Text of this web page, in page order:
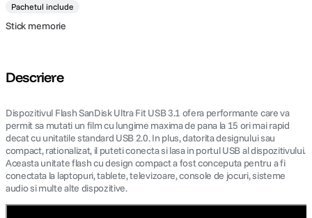
Pachetul include
Stick memorie
Descriere
Dispozitivul Flash SanDisk Ultra Fit USB 3.1 ofera performante care va
permit sa mutati un film cu lungime maxima de pana la 15 ori mai rapid
decat cu unitatile standard USB 2.0. In plus, datorita designului sau
compact, rationalizat, il puteti conecta si lasa in portul USB al dispozitivului.
Aceasta unitate flash cu design compact a fost conceputa pentru a fi
conectata la laptopuri, tablete, televizoare, console de jocuri, sisteme
audio si multe alte dispozitive.